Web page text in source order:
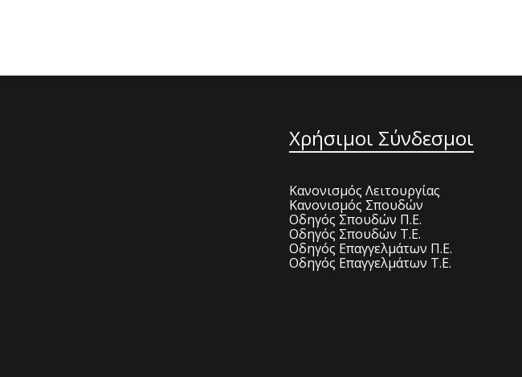
Χρήσιμοι Σύνδεσμοι
Κανονισμός Λειτουργίας
Κανονισμός Σπουδών
Οδηγός Σπουδών Π.Ε.
Οδηγός Σπουδών Τ.Ε.
Οδηγός Επαγγελμάτων Π.Ε.
Οδηγός Επαγγελμάτων Τ.Ε.